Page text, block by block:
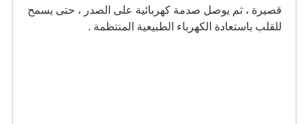
قصيرة ، ثم يوصل صدمة كهربائية على الصدر ، حتى يسمح
للقلب باستعادة الكهرباء الطبيعية المنتظمة .